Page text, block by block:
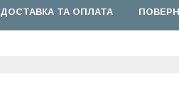
ДОСТАВКА ТА ОПЛАТА